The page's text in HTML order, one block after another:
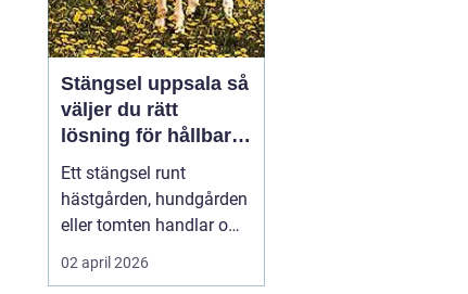
Stängsel uppsala så
väljer du rätt
lösning för hållbara
och trygga hägn
Ett stängsel runt
hästgården, hundgården
eller tomten handlar om
mer än en tydlig gräns.
Ett genomtänkt stängsel
02 april 2026